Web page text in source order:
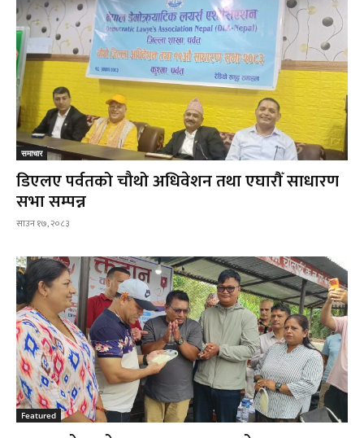
समाचार
डिएलए पर्वतको चौथो अधिवेशन तथा एघारौँ साधारण
सभा सम्पन्न
साउन १७, २०८३
Featured